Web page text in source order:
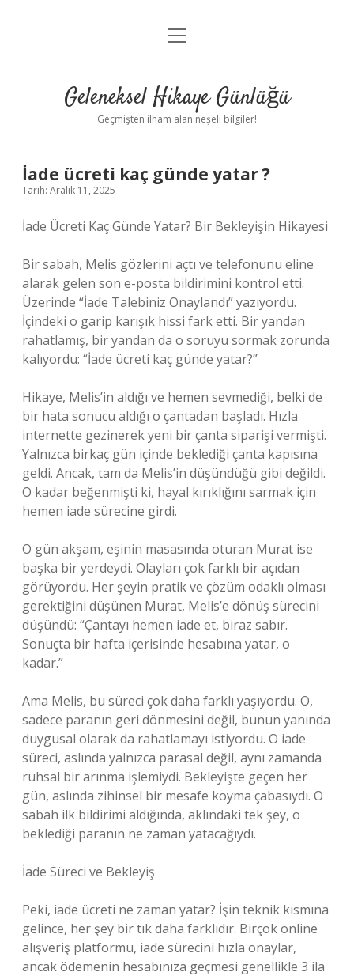
Anasayfa
Yasal Uyarı
menüyü
Geleneksel Hikaye Günlüğü
Geçmişten ilham alan neşeli bilgiler!
İade ücreti kaç günde yatar ?
Tarih: Aralık 11, 2025
İade Ücreti Kaç Günde Yatar? Bir Bekleyişin Hikayesi
Bir sabah, Melis gözlerini açtı ve telefonunu eline
alarak gelen son e-posta bildirimini kontrol etti.
Üzerinde “İade Talebiniz Onaylandı” yazıyordu.
İçindeki o garip karışık hissi fark etti. Bir yandan
rahatlamış, bir yandan da o soruyu sormak zorunda
kalıyordu: “İade ücreti kaç günde yatar?”
Hikaye, Melis’in aldığı ve hemen sevmediği, belki de
bir hata sonucu aldığı o çantadan başladı. Hızla
internette gezinerek yeni bir çanta siparişi vermişti.
Yalnızca birkaç gün içinde beklediği çanta kapısına
geldi. Ancak, tam da Melis’in düşündüğü gibi değildi.
O kadar beğenmişti ki, hayal kırıklığını sarmak için
hemen iade sürecine girdi.
O gün akşam, eşinin masasında oturan Murat ise
başka bir yerdeydi. Olayları çok farklı bir açıdan
görüyordu. Her şeyin pratik ve çözüm odaklı olması
gerektiğini düşünen Murat, Melis’e dönüş sürecini
düşündü: “Çantayı hemen iade et, biraz sabır.
Sonuçta bir hafta içerisinde hesabına yatar, o
kadar.”
Ama Melis, bu süreci çok daha farklı yaşıyordu. O,
sadece paranın geri dönmesini değil, bunun yanında
duygusal olarak da rahatlamayı istiyordu. O iade
süreci, aslında yalnızca parasal değil, aynı zamanda
ruhsal bir arınma işlemiydi. Bekleyişte geçen her
gün, aslında zihinsel bir mesafe koyma çabasıydı. O
sabah ilk bildirimi aldığında, aklındaki tek şey, o
beklediği paranın ne zaman yatacağıydı.
İade Süreci ve Bekleyiş
Peki, iade ücreti ne zaman yatar? İşin teknik kısmına
gelince, her şey bir tık daha farklıdır. Birçok online
alışveriş platformu, iade sürecini hızla onaylar,
ancak ödemenin hesabınıza geçmesi genellikle 3 ila